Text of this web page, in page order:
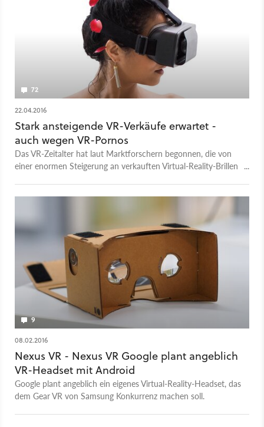
72
22.04.2016
Stark ansteigende VR-Verkäufe erwartet -
auch wegen VR-Pornos
Das VR-Zeitalter hat laut Marktforschern begonnen, die von
einer enormen Steigerung an verkauften Virtual-Reality-Brillen
9
08.02.2016
Nexus VR - Nexus VR Google plant angeblich
VR-Headset mit Android
Google plant angeblich ein eigenes Virtual-Reality-Headset, das
dem Gear VR von Samsung Konkurrenz machen soll.